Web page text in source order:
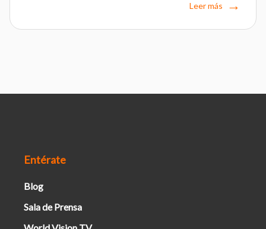
Leer más
Entérate
Blog
Sala de Prensa